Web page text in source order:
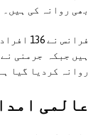
بھی روانہ کی ہیں۔
فرانس
روانہ کردیا گیا
عالمی